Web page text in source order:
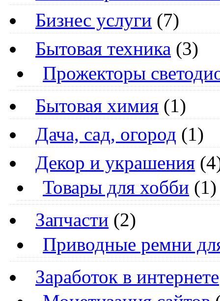
Бизнес услуги (7)
Бытовая техника (3)
Прожекторы
Бытовая химия (1)
Дача, сад, огород (1)
Декор и украшения
Товары для хобби (1)
Запчасти (2)
Приводные ремни
Заработок в интернете